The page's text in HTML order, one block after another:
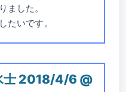
ました。
たいです。
士 2018/4/6 @